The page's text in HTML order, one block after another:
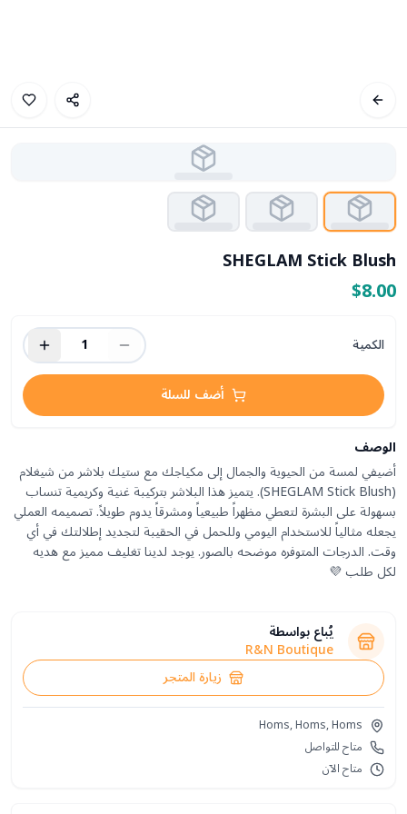
SHEGLAM Stick Blush
$8.00
الكمية
1
أضف للسلة
الوصف
أضيفي لمسة من الحيوية والجمال إلى مكياجك مع ستيك بلاشر من شيغلام
(SHEGLAM Stick Blush). يتميز هذا البلاشر بتركيبة غنية وكريمية تنساب
بسهولة على البشرة لتعطي مظهراً طبيعياً ومشرقاً يدوم طويلاً. تصميمه العملي
يجعله مثالياً للاستخدام اليومي وللحمل في الحقيبة لتجديد إطلالتك في أي
وقت. الدرجات المتوفره موضحه بالصور. يوجد لدينا تغليف مميز مع هديه
لكل طلب 💜
يُباع بواسطة
R&N Boutique
زيارة المتجر
Homs, Homs, Homs
متاح للتواصل
متاح الآن